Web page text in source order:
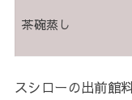
茶碗蒸し
スシローの出前館